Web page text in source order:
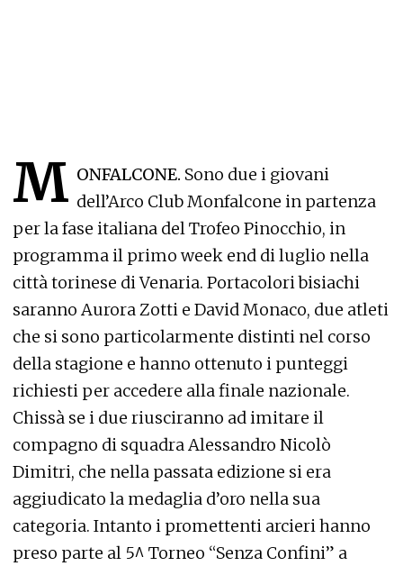
M ONFALCONE. Sono due i giovani
dell’Arco Club Monfalcone in partenza
per la fase italiana del Trofeo Pinocchio, in
programma il primo week end di luglio nella
città torinese di Venaria. Portacolori bisiachi
saranno Aurora Zotti e David Monaco, due atleti
che si sono particolarmente distinti nel corso
della stagione e hanno ottenuto i punteggi
richiesti per accedere alla finale nazionale.
Chissà se i due riusciranno ad imitare il
compagno di squadra Alessandro Nicolò
Dimitri, che nella passata edizione si era
aggiudicato la medaglia d’oro nella sua
categoria. Intanto i promettenti arcieri hanno
preso parte al 5^ Torneo “Senza Confini” a